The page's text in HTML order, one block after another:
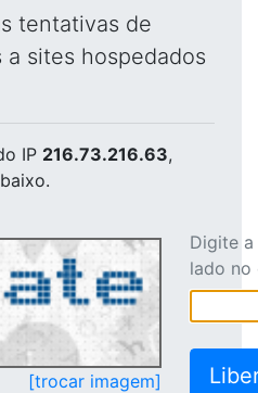
tentativas de
a sites hospedados
IP 216.73.216.63,
[trocar imagem]
Digite
lado no